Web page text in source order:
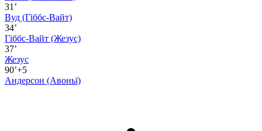
31’
Вуд (Гіббс-Вайт)
34’
Гіббс-Вайт (Жезус)
37’
Жезус
90’+5
Андерсон (Авоньї)